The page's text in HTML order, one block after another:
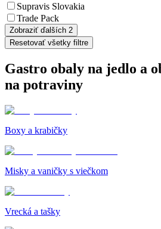
Supravis Slovakia
Trade Pack
Zobraziť ďalších 2
Resetovať všetky filtre
Gastro obaly na jedlo a
na potraviny
Boxy a krabičky
Misky a vaničky s viečkom
Vrecká a tašky